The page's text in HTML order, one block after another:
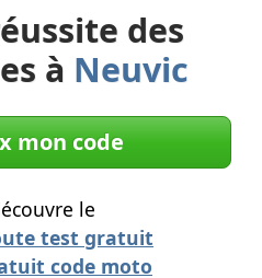
des
à Neuvic
mon code
le
test gratuit
code moto